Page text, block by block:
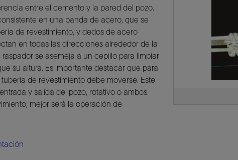
entre el cemento y la pared del pozo.
en una banda de acero, que se
de revestimiento, y dedos de acero
en todas las direcciones alrededor de la
se asemeja a un cepillo para limpiar
su altura. Es importante destacar que para
de revestimiento debe moverse. Este
y salida del pozo, rotativo o ambos.
mejor será la operación de